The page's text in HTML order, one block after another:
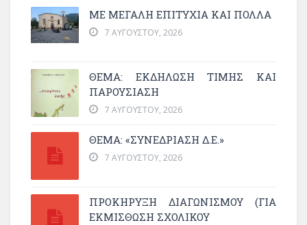
ΜΕ ΜΕΓΆΛΗ ΕΠΙΤΥΧΊΑ ΚΑΙ ΠΟΛΛΆ
7 ΑΥΓΟΎΣΤΟΥ, 2026
ΘΈΜΑ: ΕΚΔΉΛΩΣΗ ΤΙΜΉΣ ΚΑΙ
ΠΑΡΟΥΣΊΑΣΗ
7 ΑΥΓΟΎΣΤΟΥ, 2026
ΘΕΜΑ: «ΣΥΝΕΔΡΊΑΣΗ Δ.Ε.»
7 ΑΥΓΟΎΣΤΟΥ, 2026
ΠΡΟΚΗΡΥΞΗ ΔΙΑΓΩΝΙΣΜΟΥ (ΓΙΑ
ΕΚΜΊΣΘΩΣΗ ΣΧΟΛΙΚΟΎ